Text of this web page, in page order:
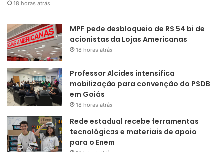
18 horas atrás
MPF pede desbloqueio de R$ 54 bi de
acionistas da Lojas Americanas
18 horas atrás
Professor Alcides intensifica
mobilização para convenção do PSDB
em Goiás
18 horas atrás
Rede estadual recebe ferramentas
tecnológicas e materiais de apoio
para o Enem